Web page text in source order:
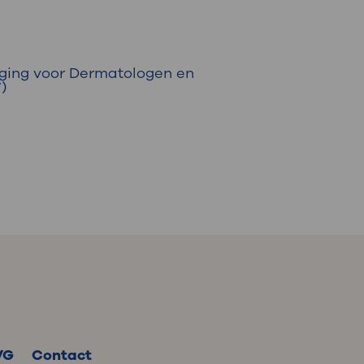
voor Dermatologen en
Contact